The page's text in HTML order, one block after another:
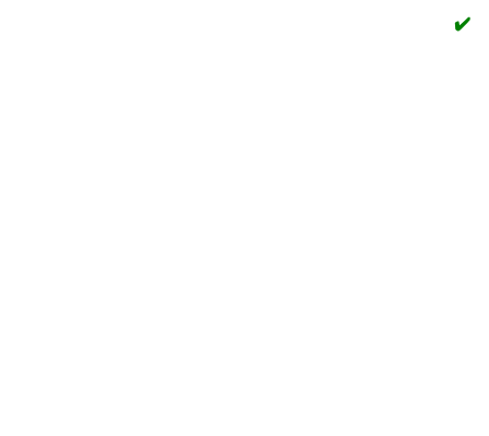
✔️